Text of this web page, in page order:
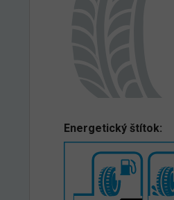
Energetický štítok: